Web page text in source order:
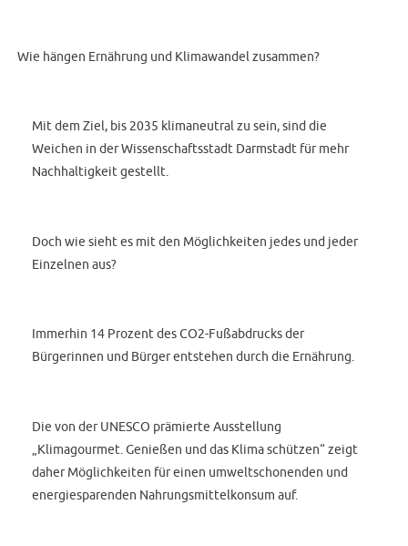
Wie hängen Ernährung und Klimawandel zusammen?
Mit dem Ziel, bis 2035 klimaneutral zu sein, sind die
Weichen in der Wissenschaftsstadt Darmstadt für mehr
Nachhaltigkeit gestellt.
Doch wie sieht es mit den Möglichkeiten jedes und jeder
Einzelnen aus?
Immerhin 14 Prozent des CO2-Fußabdrucks der
Bürgerinnen und Bürger entstehen durch die Ernährung.
Die von der UNESCO prämierte Ausstellung
„Klimagourmet. Genießen und das Klima schützen“ zeigt
daher Möglichkeiten für einen umweltschonenden und
energiesparenden Nahrungsmittelkonsum auf.